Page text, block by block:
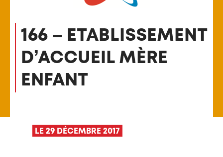
166 – ETABLISSEMENT
D’ACCUEIL MÈRE
ENFANT
LE 29 DÉCEMBRE 2017